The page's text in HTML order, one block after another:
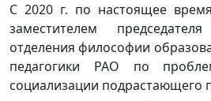
С 2020 г. по настоящее
заместителем
отделения философии
педагогики РАО по
социализации подрастающего